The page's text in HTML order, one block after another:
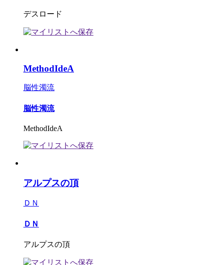
デスロード
MethodIdeA
脳性濁流
脳性濁流
MethodIdeA
アルプスの頂
ＤＮ
ＤＮ
アルプスの頂